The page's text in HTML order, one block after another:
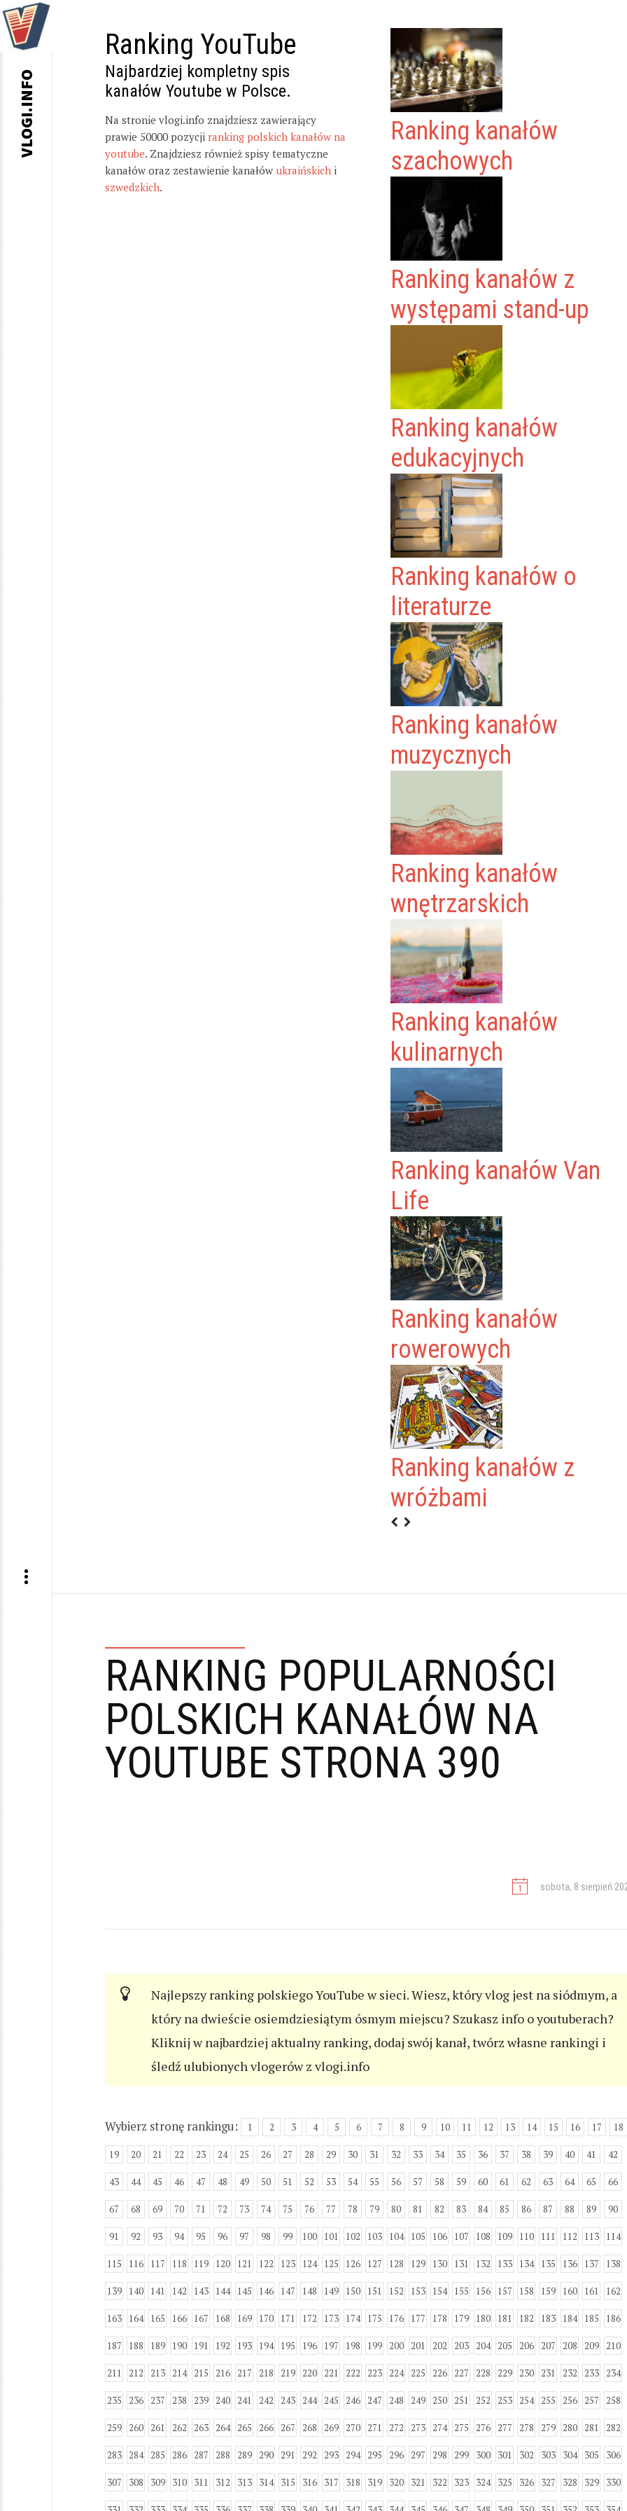
Ranking YouTube
Najbardziej kompletny spis
kanałów Youtube w Polsce.
Na stronie vlogi.info znajdziesz zawierający
prawie 50000 pozycji ranking polskich kanałów na
youtube. Znajdziesz również spisy tematyczne
kanałów oraz zestawienie kanałów ukraińskich i
szwedzkich.
Ranking kanałów
szachowych
Ranking kanałów z
występami stand-up
Ranking kanałów
edukacyjnych
Ranking kanałów o
literaturze
Ranking kanałów
muzycznych
Ranking kanałów
wnętrzarskich
Ranking kanałów
kulinarnych
Ranking kanałów Van
Life
Ranking kanałów
rowerowych
Ranking kanałów z
wróżbami
RANKING POPULARNOŚCI
POLSKICH KANAŁÓW NA
YOUTUBE STRONA 390
sobota, 8 sierpień
Najlepszy ranking polskiego YouTube w sieci. Wiesz, który vlog jest na siódmym, a
który na dwieście osiemdziesiątym ósmym miejscu? Szukasz info o youtuberach?
Kliknij w najbardziej aktualny ranking, dodaj swój kanał, twórz własne rankingi i
śledź ulubionych vlogerów z vlogi.info
Wybierz stronę rankingu: 1 2 3 4 5 6 7 8 9 10 11 12 13 14 15 16 17 18
19 20 21 22 23 24 25 26 27 28 29 30 31 32 33 34 35 36 37 38 39 40 41 42
43 44 45 46 47 48 49 50 51 52 53 54 55 56 57 58 59 60 61 62 63 64 65 66
67 68 69 70 71 72 73 74 75 76 77 78 79 80 81 82 83 84 85 86 87 88 89 90
91 92 93 94 95 96 97 98 99 100 101 102 103 104 105 106 107 108 109 110 111 112 113 114
115 116 117 118 119 120 121 122 123 124 125 126 127 128 129 130 131 132 133 134 135 136 137 138
139 140 141 142 143 144 145 146 147 148 149 150 151 152 153 154 155 156 157 158 159 160 161 162
163 164 165 166 167 168 169 170 171 172 173 174 175 176 177 178 179 180 181 182 183 184 185 186
187 188 189 190 191 192 193 194 195 196 197 198 199 200 201 202 203 204 205 206 207 208 209 210
211 212 213 214 215 216 217 218 219 220 221 222 223 224 225 226 227 228 229 230 231 232 233 234
235 236 237 238 239 240 241 242 243 244 245 246 247 248 249 250 251 252 253 254 255 256 257 258
259 260 261 262 263 264 265 266 267 268 269 270 271 272 273 274 275 276 277 278 279 280 281 282
283 284 285 286 287 288 289 290 291 292 293 294 295 296 297 298 299 300 301 302 303 304 305 306
307 308 309 310 311 312 313 314 315 316 317 318 319 320 321 322 323 324 325 326 327 328 329 330
VLOGI.INFO